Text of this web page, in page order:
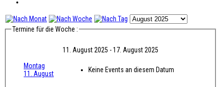
Termine für die Woche :
11. August 2025 - 17. August 2025
Montag
11. August
Keine Events an diesem Datum